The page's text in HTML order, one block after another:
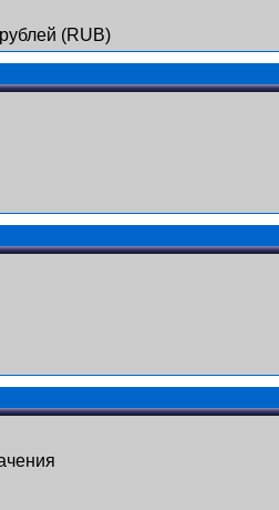
(RUB)